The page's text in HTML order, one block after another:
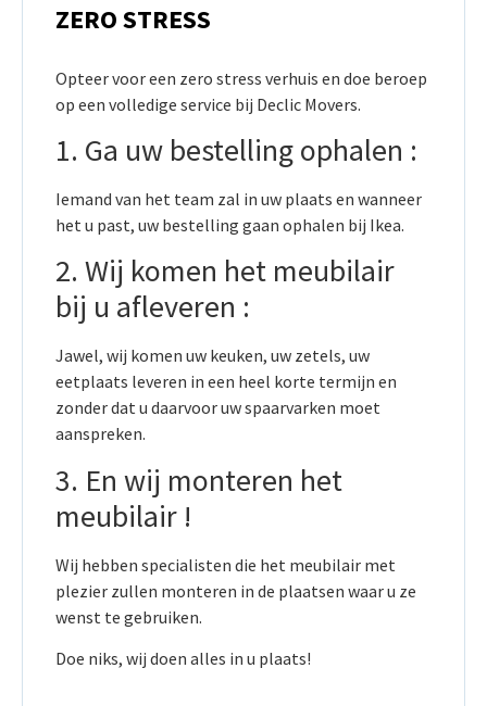
ZERO STRESS
Opteer voor een zero stress verhuis en doe beroep
op een volledige service bij Declic Movers.
1. Ga uw bestelling ophalen :
Iemand van het team zal in uw plaats en wanneer
het u past, uw bestelling gaan ophalen bij Ikea.
2. Wij komen het meubilair
bij u afleveren :
Jawel, wij komen uw keuken, uw zetels, uw
eetplaats leveren in een heel korte termijn en
zonder dat u daarvoor uw spaarvarken moet
aanspreken.
3. En wij monteren het
meubilair !
Wij hebben specialisten die het meubilair met
plezier zullen monteren in de plaatsen waar u ze
wenst te gebruiken.
Doe niks, wij doen alles in u plaats!